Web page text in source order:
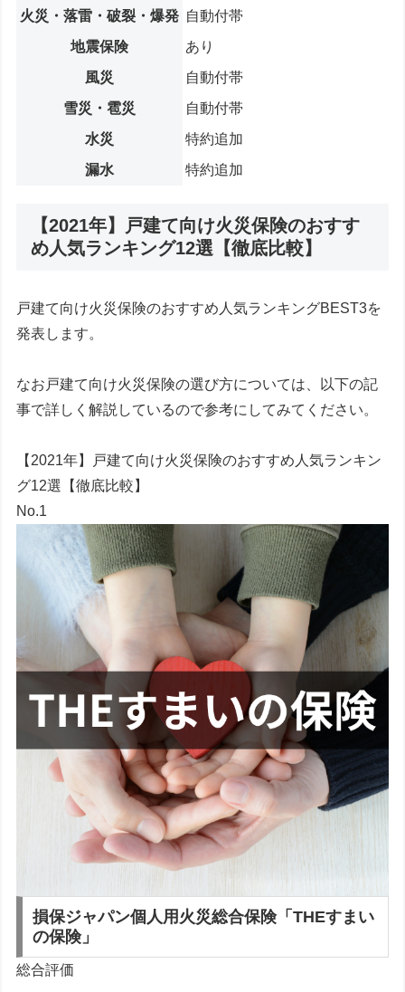
火災・落雷・破裂・爆発 自動付帯
地震保険
あり
風災
自動付帯
雪災・雹災
自動付帯
水災
特約追加
漏水
特約追加
【2021年】戸建て向け火災保険のおすす
め人気ランキング12選【徹底比較】
戸建て向け火災保険のおすすめ人気ランキングBEST3を
発表します。
なお戸建て向け火災保険の選び方については、以下の記
事で詳しく解説しているので参考にしてみてください。
【2021年】戸建て向け火災保険のおすすめ人気ランキン
グ12選【徹底比較】
No.1
損保ジャパン個人用火災総合保険「THEすまい
の保険」
総合評価